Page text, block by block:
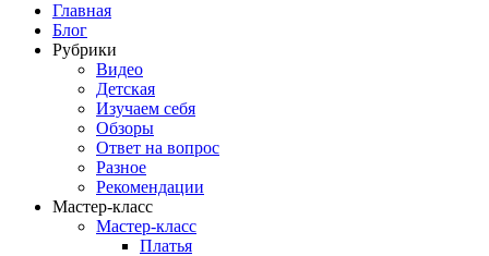
Главная
Блог
Рубрики
Видео
Детская
Изучаем себя
Обзоры
Ответ на вопрос
Разное
Рекомендации
Мастер-класс
Мастер-класс
Платья